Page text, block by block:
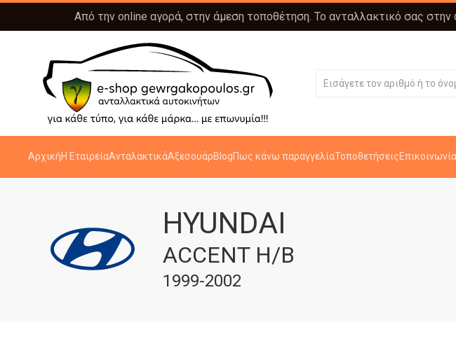
Από την online αγορά, στην άμεση τοποθέτηση. Το ανταλλακτικό σας
ΑρχικήΗ ΕταιρείαΑνταλακτικάΑξεσουάρBlogΠως κάνω παραγγελίαΤοποθετήσειςΕπικοινωνία
HYUNDAI
ACCENT H/B
1999-2002